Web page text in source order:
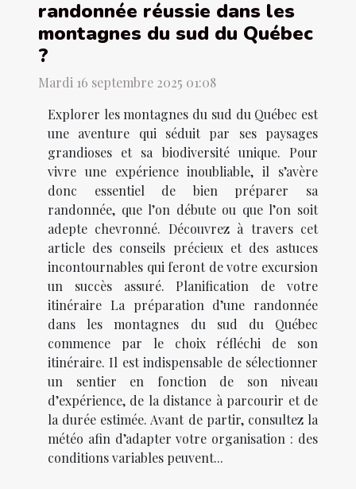
randonnée réussie dans les
montagnes du sud du Québec
?
Mardi 16 septembre 2025 01:08
Explorer les montagnes du sud du Québec est
une aventure qui séduit par ses paysages
grandioses et sa biodiversité unique. Pour
vivre une expérience inoubliable, il s’avère
donc essentiel de bien préparer sa
randonnée, que l’on débute ou que l’on soit
adepte chevronné. Découvrez à travers cet
article des conseils précieux et des astuces
incontournables qui feront de votre excursion
un succès assuré. Planification de votre
itinéraire La préparation d’une randonnée
dans les montagnes du sud du Québec
commence par le choix réfléchi de son
itinéraire. Il est indispensable de sélectionner
un sentier en fonction de son niveau
d’expérience, de la distance à parcourir et de
la durée estimée. Avant de partir, consultez la
météo afin d’adapter votre organisation : des
conditions variables peuvent...